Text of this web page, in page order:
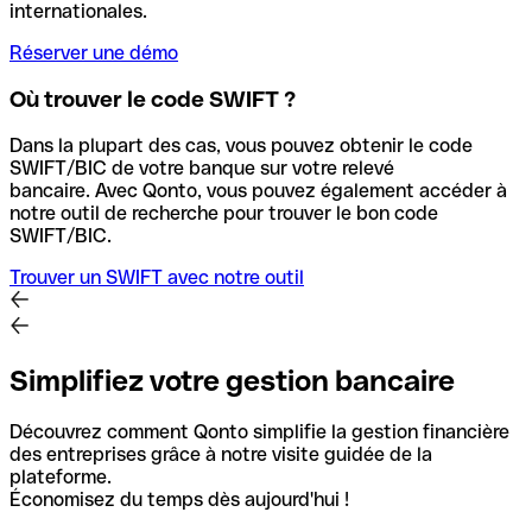
internationales.
Réserver une démo
Où trouver le code SWIFT ?
Dans la plupart des cas, vous pouvez obtenir le code
SWIFT/BIC de votre banque sur votre relevé
bancaire. Avec Qonto, vous pouvez également accéder à
notre outil de recherche pour trouver le bon code
SWIFT/BIC.
Trouver un SWIFT avec notre outil
Simplifiez votre gestion bancaire
Découvrez comment Qonto simplifie la gestion financière
des entreprises grâce à notre visite guidée de la
plateforme.
Économisez du temps dès aujourd'hui !